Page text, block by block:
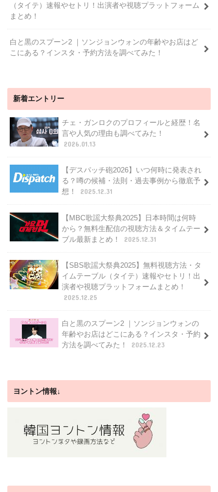
（タイテ）速報やセトリ！出演者や視聴プラットフォーム
まとめ！
白と黒のスプーン2 ｜ソンジョンウォンの年齢やお店はど
こにある？インスタ・予約方法を調べてみた！
新着エントリー
チェ・ガンロクのプロフィールと経歴！名
言や人気の理由も調べてみた！
2026.01.13
【デスパッチ砲2026】いつ何時に発表され
る？噂の候補・法則・過去事例から徹底予
想！
2025.12.31
【MBC歌謡大祭典2025】日本時間は何時
から？無料生配信の視聴方法＆タイムテー
ブル最新まとめ！
2025.12.31
【SBS歌謡大祭典2025】無料視聴方法・タ
イムテーブル（タイテ）速報やセトリ！出
演者や視聴プラットフォームまとめ！
2025.12.25
白と黒のスプーン2 ｜ソンジョンウォンの
年齢やお店はどこにある？インスタ・予約
方法を調べてみた！
2025.12.23
ヨントン情報↓